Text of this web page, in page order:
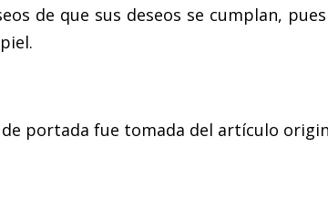
de que sus deseos se cumplan,
portada fue tomada del artículo